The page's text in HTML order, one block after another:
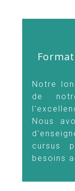
Notre
de
Nous
cursus
besoins